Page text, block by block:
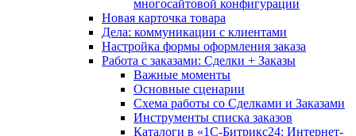
многосайтовой конфигурации
Новая карточка товара
Дела: коммуникации с клиентами
Настройка формы оформления заказа
Работа с заказами: Сделки + Заказы
Важные моменты
Основные сценарии
Схема работы со Сделками и Заказами
Инструменты списка заказов
Каталоги в «1С-Битрикс24: Интернет-